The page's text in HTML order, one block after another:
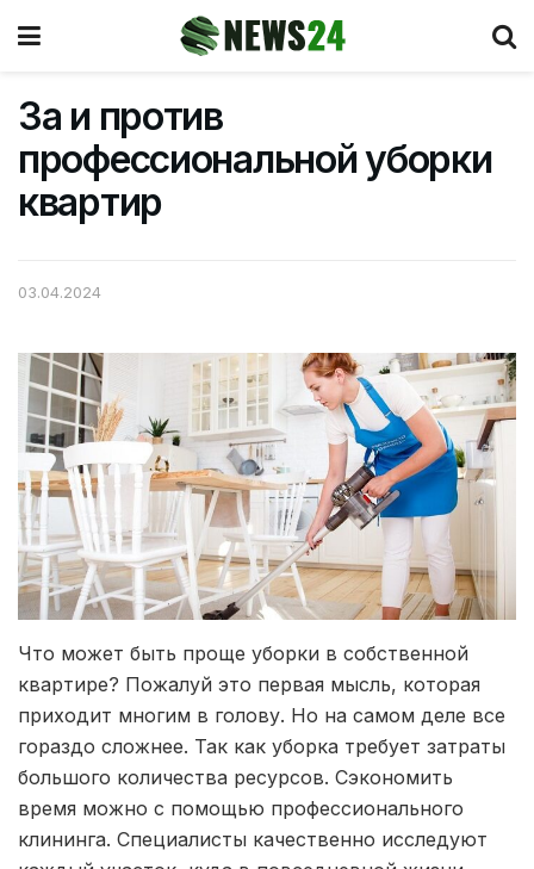
За и против
профессиональной уборки
квартир
03.04.2024
Что может быть проще уборки в собственной
квартире? Пожалуй это первая мысль, которая
приходит многим в голову. Но на самом деле все
гораздо сложнее. Так как уборка требует затраты
большого количества ресурсов. Сэкономить
время можно с помощью профессионального
клининга. Специалисты качественно исследуют